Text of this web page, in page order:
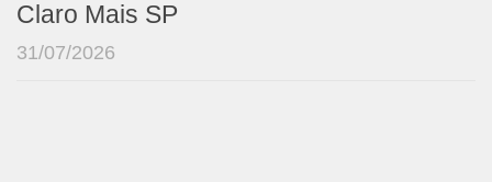
Claro Mais SP
31/07/2026